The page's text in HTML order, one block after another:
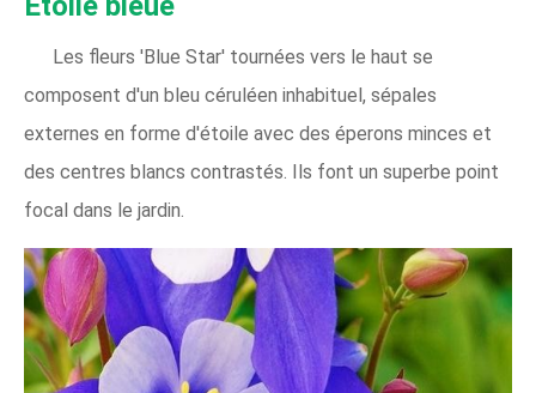
Les fleurs 'Blue Star' tournées vers le haut se
composent d'un bleu céruléen inhabituel, sépales
externes en forme d'étoile avec des éperons minces et
des centres blancs contrastés. Ils font un superbe point
focal dans le jardin.